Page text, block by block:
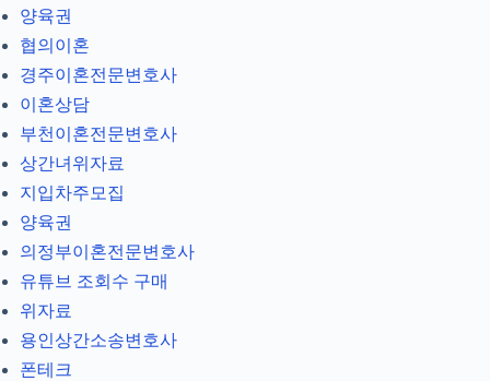
양육권
협의이혼
경주이혼전문변호사
이혼상담
부천이혼전문변호사
상간녀위자료
지입차주모집
양육권
의정부이혼전문변호사
유튜브 조회수 구매
위자료
용인상간소송변호사
폰테크